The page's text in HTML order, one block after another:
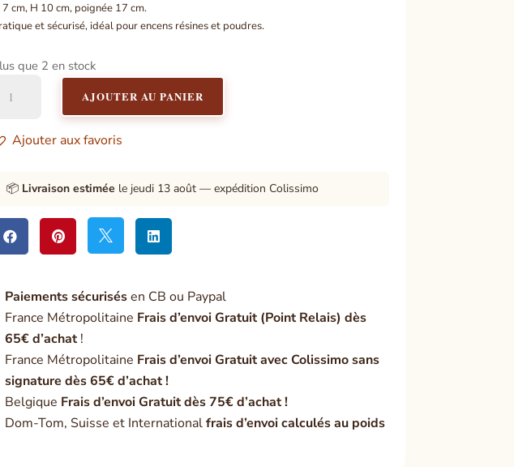
cm, H 10 cm, poignée 17 cm.
et sécurisé, idéal pour encens résines et poudres.
que 2 en stock
AJOUTER AU PANIER
Ajouter aux favoris
📦 Livraison estimée le jeudi 13 août — expédition Colissimo
   
Paiements sécurisésen CB ou Paypal
France Métropolitaine Frais d’envoi Gratuit (Point Relais) dès
65€ d’achat!
France Métropolitaine Frais d’envoi Gratuit avec Colissimo sans
signature dès 65€ d’achat !
Belgique Frais d’envoi Gratuit dès 75€ d’achat !
Dom-Tom, Suisse et Internationalfrais d’envoi calculés au poids